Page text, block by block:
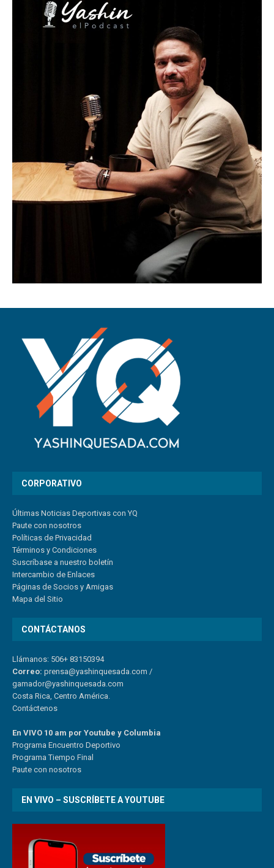
CORPORATIVO
Últimas Noticias Deportivas con YQ
Paute con nosotros
Políticas de Privacidad
Términos y Condiciones
Suscríbase a nuestro boletín
Intercambio de Enlaces
Páginas de Socios y Amigas
Mapa del Sitio
CONTÁCTANOS
Llámanos: 506+ 83150394
Correo: prensa@yashinquesada.com /
gamador@yashinquesada.com
Costa Rica, Centro América.
Contáctenos
En VIVO 10 am por Youtube y Columbia
Programa Encuentro Deportivo
Programa Tiempo Final
Paute con nosotros
EN VIVO – SUSCRÍBETE A YOUTUBE